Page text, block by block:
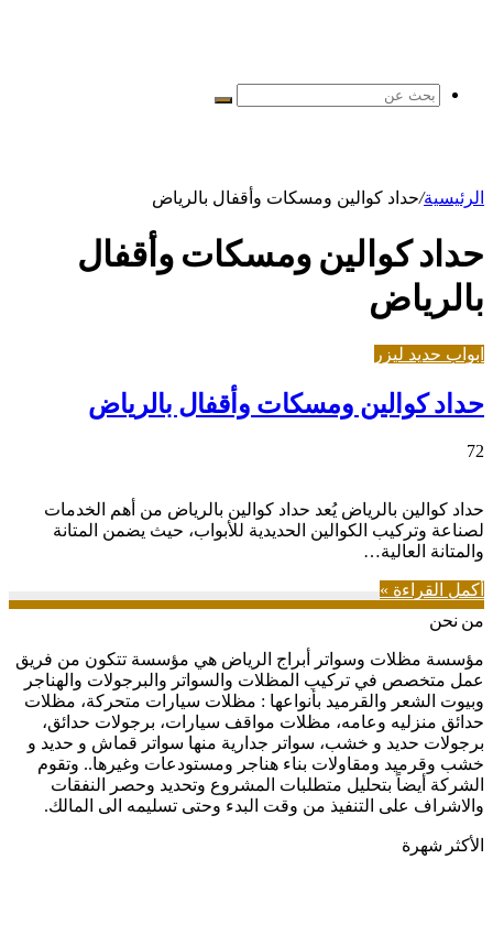
بحث
الرئيسية/حداد كوالين ومسكات وأقفال بالرياض
حداد كوالين ومسكات وأقفال
بالرياض
ابواب حديد ليزر
حداد كوالين ومسكات وأقفال بالرياض
72
حداد كوالين بالرياض يُعد حداد كوالين بالرياض من أهم الخدمات
لصناعة وتركيب الكوالين الحديدية للأبواب، حيث يضمن المتانة
والمتانة العالية…
أكمل القراءة »
من نحن
مؤسسة مظلات وسواتر أبراج الرياض هي مؤسسة تتكون من فريق
عمل متخصص في تركيب المظلات والسواتر والبرجولات والهناجر
وبيوت الشعر والقرميد بأنواعها : مظلات سيارات متحركة، مظلات
حدائق منزليه وعامه، مظلات مواقف سيارات، برجولات حدائق،
برجولات حديد و خشب، سواتر جدارية منها سواتر قماش و حديد و
خشب وقرميد ومقاولات بناء هناجر ومستودعات وغيرها.. وتقوم
الشركة أيضاً بتحليل متطلبات المشروع وتحديد وحصر النفقات
والاشراف على التنفيذ من وقت البدء وحتى تسليمه الى المالك.
الأكثر شهرة